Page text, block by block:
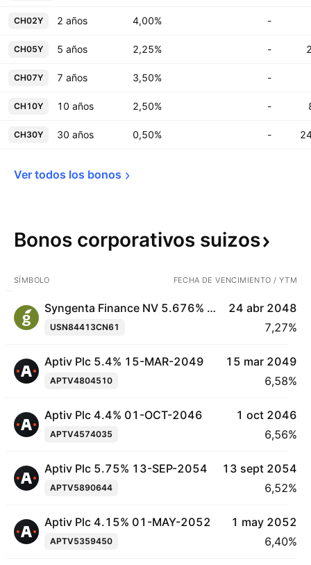
CH02Y 2 años 4,00% -
CH05Y 5 años 2,25% -
CH07Y 7 años 3,50% -
CH10Y 10 años 2,50% -
CH30Y 30 años 0,50% -
Ver todos los bonos
Bonos corporativos suizos
SÍMBOLO FECHA DE VENCIMIENTO / YTM
Syngenta Finance NV 5.676% 24-APR-2048
USN84413CN61 7,27%
24 abr 2048
Aptiv Plc 5.4% 15-MAR-2049
APTV4804510 6,58%
15 mar 2049
Aptiv Plc 4.4% 01-OCT-2046
APTV4574035 6,56%
1 oct 2046
Aptiv Plc 5.75% 13-SEP-2054
APTV5890644 6,52%
13 sept 2054
Aptiv Plc 4.15% 01-MAY-2052
APTV5359450 6,40%
1 may 2052